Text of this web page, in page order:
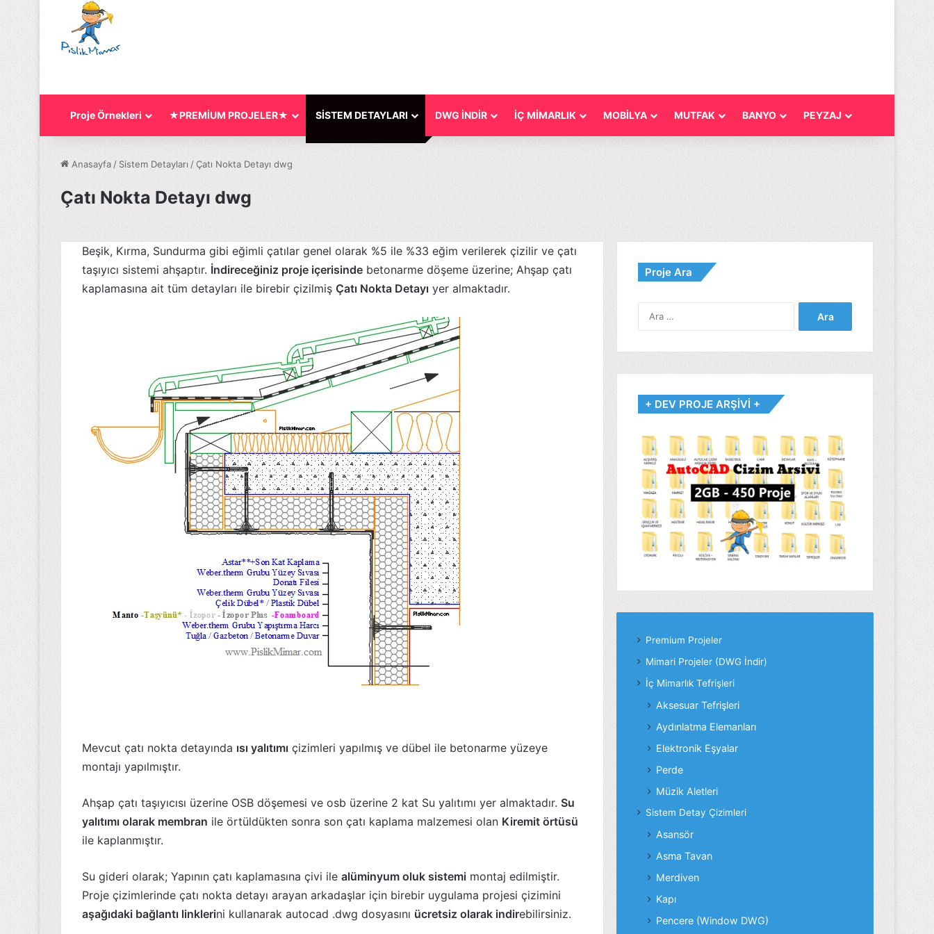
Proje Örnekleri ★PREMİUM PROJELER★ SİSTEM DETAYLARI DWG İNDİR İÇ MİMARLIK MOBİLYA MUTFAK BANYO PEYZAJ
Anasayfa /Sistem Detayları /Çatı Nokta Detayı dwg
Çatı Nokta Detayı dwg
Beşik, Kırma, Sundurma gibi eğimli çatılar genel olarak %5 ile %33 eğim verilerek çizilir ve çatı
taşıyıcı sistemi ahşaptır. İndireceğiniz proje içerisinde betonarme döşeme üzerine; Ahşap çatı
kaplamasına ait tüm detayları ile birebir çizilmiş Çatı Nokta Detayı yer almaktadır.
Mevcut çatı nokta detayında ısı yalıtımı çizimleri yapılmış ve dübel ile betonarme yüzeye
montajı yapılmıştır.
Ahşap çatı taşıyıcısı üzerine OSB döşemesi ve osb üzerine 2 kat Su yalıtımı yer almaktadır. Su
yalıtımı olarak membran ile örtüldükten sonra son çatı kaplama malzemesi olan Kiremit örtüsü
ile kaplanmıştır.
Su gideri olarak; Yapının çatı kaplamasına çivi ile alüminyum oluk sistemi montaj edilmiştir.
Proje çizimlerinde çatı nokta detayı arayan arkadaşlar için birebir uygulama projesi çizimini
aşağıdaki bağlantı linklerini kullanarak autocad .dwg dosyasını ücretsiz olarak indirebilirsiniz.
Proje Ara
+ DEV PROJE ARŞİVİ +
Premium Projeler
Mimari Projeler (DWG İndir)
İç Mimarlık Tefrişleri
Aksesuar Tefrişleri
Aydınlatma Elemanları
Elektronik Eşyalar
Perde
Müzik Aletleri
Sistem Detay Çizimleri
Asansör
Asma Tavan
Merdiven
Kapı
Pencere (Window DWG)